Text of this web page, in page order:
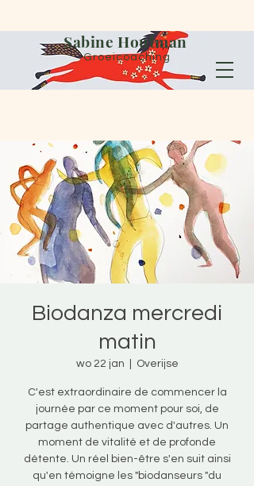
Sabine Houtman
Groeicoaching
Biodanza mercredi
matin
wo 22 jan Overijse
C'est extraordinaire de commencer la
journée par ce moment pour soi, de
partage authentique avec d'autres. Un
moment de vitalité et de profonde
détente. Un réel bien-être s'en suit ainsi
qu'en témoigne les "biodanseurs "du